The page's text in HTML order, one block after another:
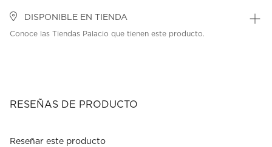
DISPONIBLE EN TIENDA
Conoce las Tiendas Palacio que tienen este producto.
RESEÑAS DE PRODUCTO
Reseñar este producto